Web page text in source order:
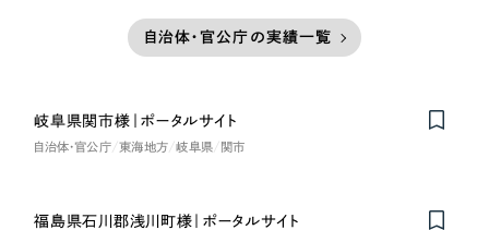
自治体・官公庁の実績一覧
岐阜県関市様｜ポータルサイト
自治体・官公庁 東海地方 岐阜県 関市
福島県石川郡浅川町様｜ポータルサイト